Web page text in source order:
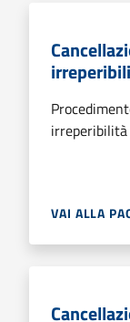
irreperibilità
VAI ALLA